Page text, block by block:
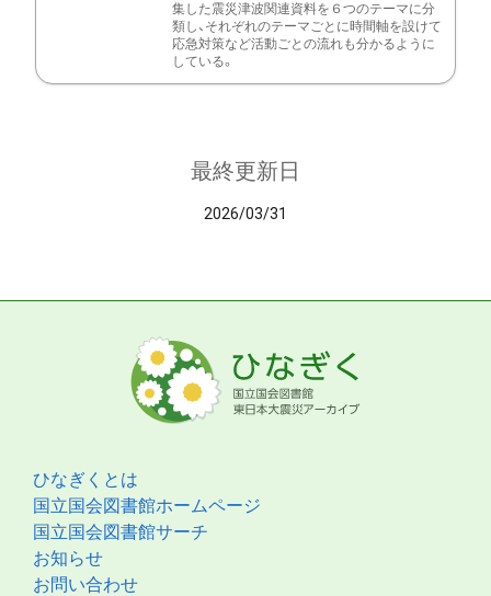
集した震災津波関連資料を６つのテーマに分
類し、それぞれのテーマごとに時間軸を設けて
応急対策など活動ごとの流れも分かるように
している。
最終更新日
2026/03/31
ひなぎくとは
国立国会図書館ホームページ
国立国会図書館サーチ
お知らせ
お問い合わせ